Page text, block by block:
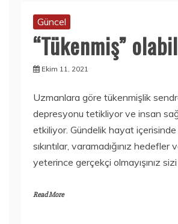
Güncel
“Tükenmiş”
Ekim 11, 2021
Uzmanlara göre tükenmişlik
depresyonu tetikliyor ve insan
etkiliyor. Gündelik hayat içerisinde
sıkıntılar, varamadığınız hedefler
yeterince gerçekçi olmayışınız sizi
Read More